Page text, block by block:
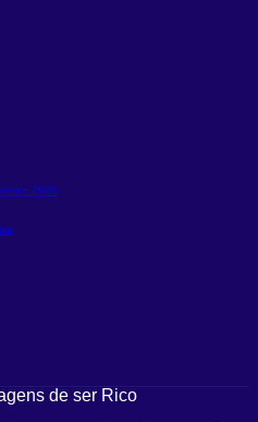
2026
de ser Rico